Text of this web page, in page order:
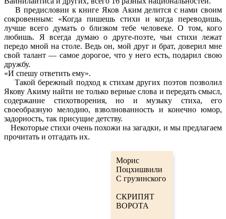
В предисловии к книге Яков Аким делится с нами своим
сокровенным: «Когда пишешь стихи и когда переводишь,
лучше всего думать о близком тебе человеке. О том, кого
любишь. Я всегда думаю о друге-поэте, чьи стихи лежат
передо мной на столе. Ведь он, мой друг и брат, доверил мне
свой талант — самое дорогое, что у него есть, подарил свою
дружбу.
«И спешу ответить ему».
Такой бережный подход к стихам других поэтов позволил
Якову Акиму найти не только верные слова и передать смысл,
содержание стихотворения, но и музыку стиха, его
своеобразную мелодию, взволнованность и конечно юмор,
задорность, так присущие детству.
Некоторые стихи очень похожи на загадки, и мы предлагаем
прочитать и отгадать их.
Морис
Поцхишвили
С грузинского
СКРИПЯТ
ВОРОТА